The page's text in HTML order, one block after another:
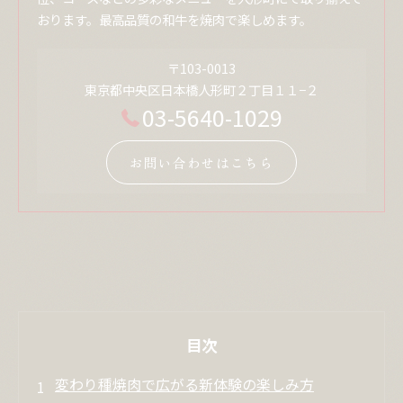
おります。最高品質の和牛を焼肉で楽しめます。
〒103-0013
東京都中央区日本橋人形町２丁目１１−２
03-5640-1029
お問い合わせはこちら
目次
変わり種焼肉で広がる新体験の楽しみ方